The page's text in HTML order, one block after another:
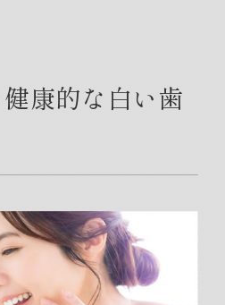
康的な白い歯